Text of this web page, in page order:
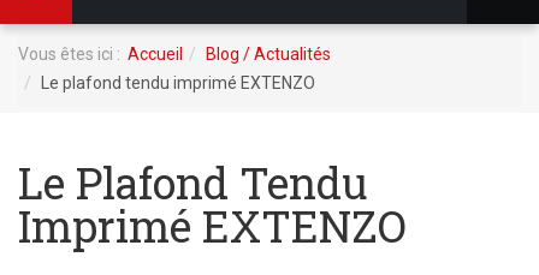
Vous êtes ici : Accueil
Blog / Actualités
Le plafond tendu imprimé EXTENZO
Le Plafond Tendu
Imprimé EXTENZO